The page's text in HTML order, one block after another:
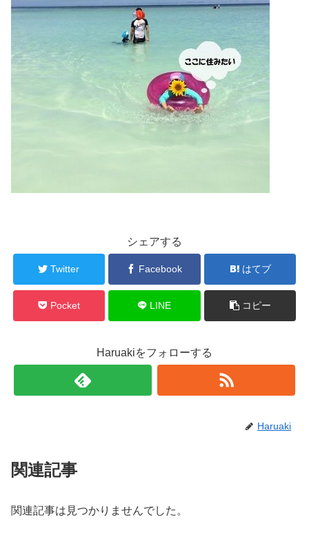
シェアする
Twitter Facebook はてブ
Pocket LINE コピー
Haruakiをフォローする
Haruaki
関連記事
関連記事は見つかりませんでした。